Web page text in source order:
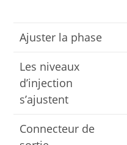
Ajuster la phase
Les niveaux
d’injection
s’ajustent
Connecteur de